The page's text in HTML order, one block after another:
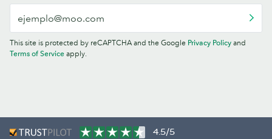
This site is protected by reCAPTCHA and the Google Privacy Policy and
Terms of Service apply.
4.5/5